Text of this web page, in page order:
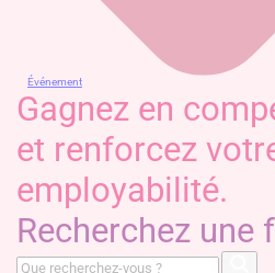
Événement
Gagnez en
et renforcez
employabilité.
Recherchez une